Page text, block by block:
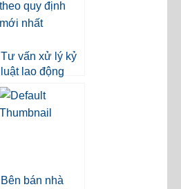
Tư vấn xử lý kỷ
luật lao động
theo quy định
mới nhất
Bên bán nhà